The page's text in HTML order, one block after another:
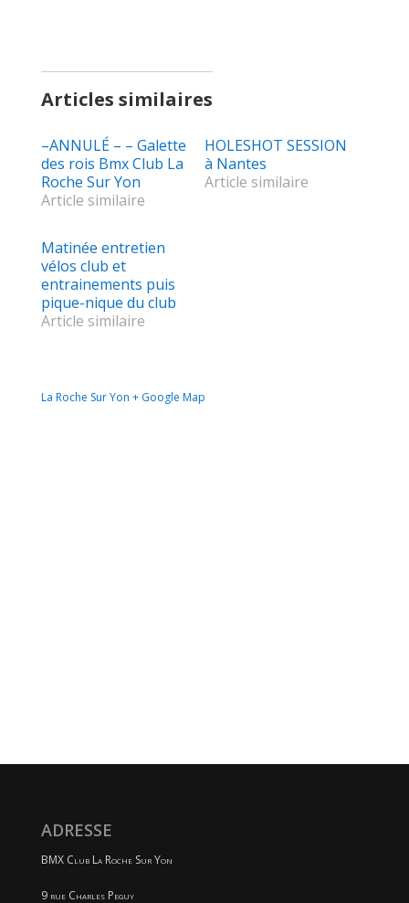
Articles similaires
–ANNULÉ – – Galette
des rois Bmx Club La
Roche Sur Yon
Article similaire
HOLESHOT SESSION
à Nantes
Article similaire
Matinée entretien
vélos club et
entrainements puis
pique-nique du club
Article similaire
La Roche Sur Yon + Google Map
ADRESSE
BMX Club La Roche Sur Yon
9 rue Charles Peguy